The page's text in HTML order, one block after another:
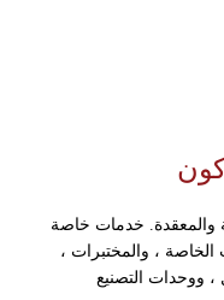
والمعقدة. خدمات خاصة
، والمختبرات ،